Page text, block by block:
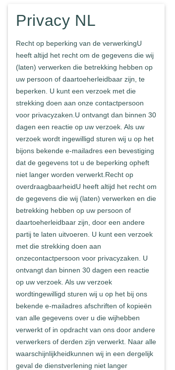
Privacy NL
Recht op beperking van de verwerkingU
heeft altijd het recht om de gegevens die wij
(laten) verwerken die betrekking hebben op
uw persoon of daartoeherleidbaar zijn, te
beperken. U kunt een verzoek met die
strekking doen aan onze contactpersoon
voor privacyzaken.U ontvangt dan binnen 30
dagen een reactie op uw verzoek. Als uw
verzoek wordt ingewilligd sturen wij u op het
bijons bekende e-mailadres een bevestiging
dat de gegevens tot u de beperking opheft
niet langer worden verwerkt.Recht op
overdraagbaarheidU heeft altijd het recht om
de gegevens die wij (laten) verwerken en die
betrekking hebben op uw persoon of
daartoeherleidbaar zijn, door een andere
partij te laten uitvoeren. U kunt een verzoek
met die strekking doen aan
onzecontactpersoon voor privacyzaken. U
ontvangt dan binnen 30 dagen een reactie
op uw verzoek. Als uw verzoek
wordtingewilligd sturen wij u op het bij ons
bekende e-mailadres afschriften of kopieën
van alle gegevens over u die wijhebben
verwerkt of in opdracht van ons door andere
verwerkers of derden zijn verwerkt. Naar alle
waarschijnlijkheidkunnen wij in een dergelijk
geval de dienstverlening niet langer